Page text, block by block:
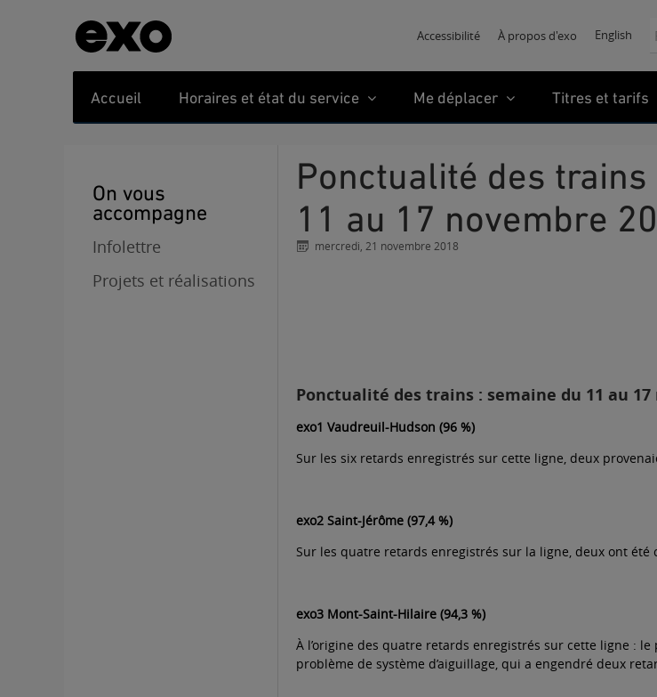
Accessibilité À propos d'exo English
Accueil Horaires et état du service Me déplacer Titres et tarifs
On vous
accompagne
Infolettre
Projets et réalisations
Ponctualité des trains : retour sur la semaine du
11 au 17 novembre
mercredi, 21 novembre 2018
Ponctualité des trains : semaine du 11 au 17
exo1 Vaudreuil-Hudson (96 %)
Sur les six retards enregistrés sur cette ligne, deux
exo2 Saint-Jérôme (97,4 %)
Sur les quatre retards enregistrés sur la ligne, deux ont
exo3 Mont-Saint-Hilaire (94,3 %)
À l’origine des quatre retards enregistrés sur cette ligne :
problème de système d’aiguillage, qui a engendré deux